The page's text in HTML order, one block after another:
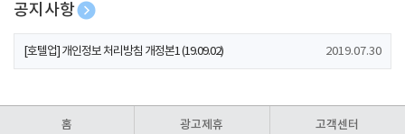
공지사항
[호텔업] 개인정보 처리방침 개정본1 (19.09.02) 2019.07.30
[호텔업] 유료서비스 이용약관 개정본2 (19.09.02) 2019.07.30
[호텔업] 개인정보 처리방침 개정본2 (19.09.02) 2019.07.30
홈 광고제휴 고객센터